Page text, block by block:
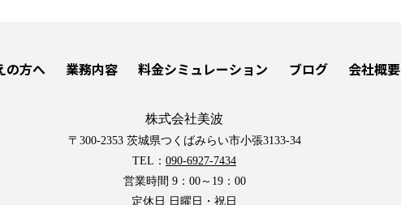
の方へ 業務内容 料金シミュレーション ブログ 会社概要
株式会社美波
〒300-2353 茨城県つくばみらい市小張3133-34
TEL： 090-6927-7434
営業時間 9：00～19：00
定休日 日曜日・祝日